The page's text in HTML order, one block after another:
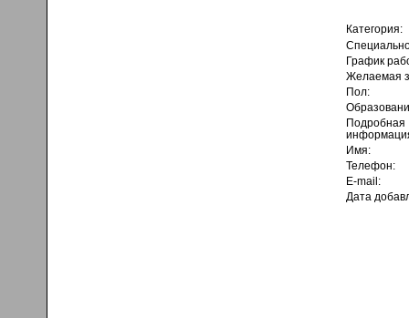
Категория:
График
Желаемая
Пол:
Подробная
Имя:
Телефон:
E-mail:
Дата